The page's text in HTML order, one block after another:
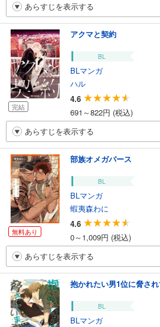
あらすじを表示する
完結
アクマと契約
BL
BLマンガ
ハル
4.6
691～822円 (税込)
あらすじを表示する
無料あり
部族オメガバース
BL
BLマンガ
蝦夷森わに
4.6
0～1,009円 (税込)
あらすじを表示する
抱かれたい男1位に脅され
BL
BLマンガ